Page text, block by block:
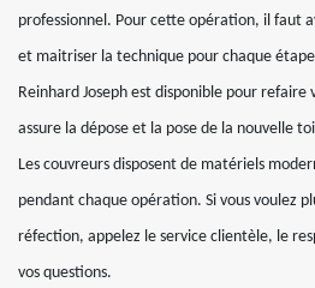
professionnel. Pour cette opération, il faut
et maitriser la technique pour chaque
Reinhard Joseph est disponible pour
assure la dépose et la pose de la nouvelle
Les couvreurs disposent de matériels
pendant chaque opération. Si vous voulez
réfection, appelez le service clientèle, le
vos questions.